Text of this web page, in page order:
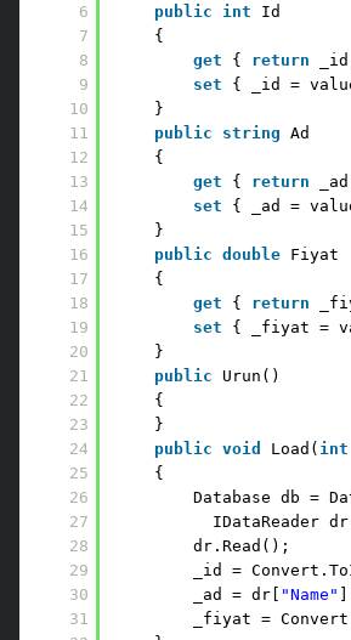
6
7
8
9
10
11
12
13
14
15
16
17
18
19
20
21
22
23
24
25
26
27
28
29
30
31
public
int
Id
{
get
{ return
set
{ _id =
}
public
string Ad
{
get
{ return
set
{ _ad =
}
public double Fiyat
{
get
{ return
set
{ _fiyat =
}
public
Urun()
{
}
public void Load( int
{
Database db =
IDataReader
dr.Read();
_id =
_ad = dr[
"Name"
_fiyat =